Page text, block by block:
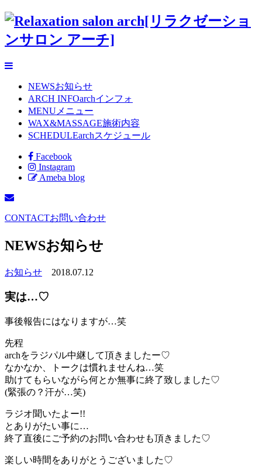
NEWSお知らせ
ARCH INFOarchインフォ
MENU メニュー
WAX&MASSAGE施術内容
SCHEDULEarchスケジュール
Facebook
Instagram
Ameba blog
CONTACTお問い合わせ
NEWSお知らせ
お知らせ 2018.07.12
実は…♡
事後報告にはなりますが…笑
先程
archをラジパル中継して頂きましたー♡
なかなか、トークは慣れませんね…笑
助けてもらいながら何とか無事に終了致しました♡
(緊張の？汗が…笑)
ラジオ聞いたよー!!
とありがたい事に…
終了直後にご予約のお問い合わせも頂きました♡
楽しい時間をありがとうございました♡